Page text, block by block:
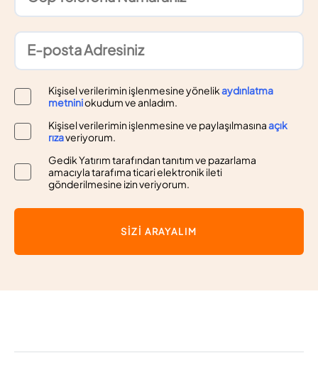
Kişisel verilerimin işlenmesine yönelikaydınlatma
metniniokudum ve anladım.
Kişisel verilerimin işlenmesine ve paylaşılmasınaaçık
rızaveriyorum.
Gedik Yatırım tarafından tanıtım ve pazarlama
amacıyla tarafıma ticari elektronik ileti
gönderilmesine izin veriyorum.
SİZİ ARAYALIM